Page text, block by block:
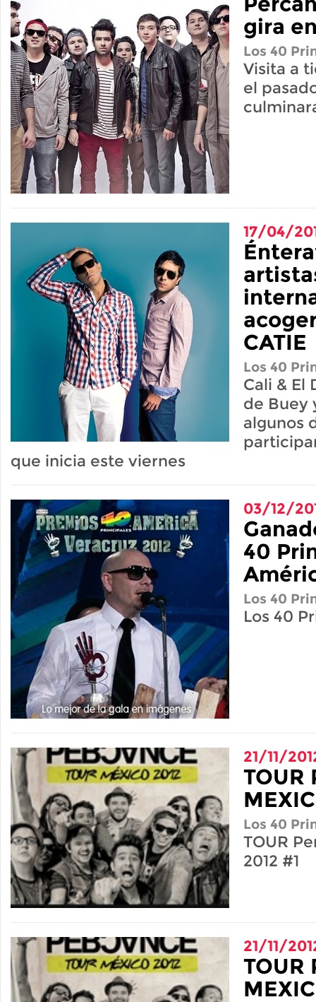
gira
Los 40
Visita a
el
17/04/
CATIE
Los 40
Cali & El
de Buey
algunos
que inicia este viernes
03/12/
40
Los 40
Los 40
21/11/
TOUR
Los 40
TOUR
2012 #1
21/11/
TOUR